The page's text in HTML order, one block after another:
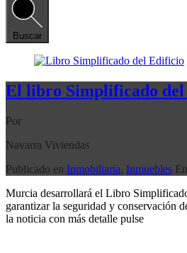
Buscar
El libro Simplificado
Por
Navarra Viviendas
Publicado en Inmobiliaria, Inmuebles En
Murcia desarrollará el Libro
garantizar la seguridad y conservación
la noticia con más detalle pulse